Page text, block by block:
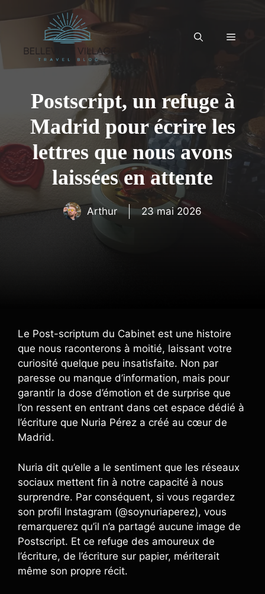
au
Menu
Postscript, un refuge à
Madrid pour écrire les
lettres que nous avons
laissées en attente
Arthur 23 mai 2026
Le Post-scriptum du Cabinet est une histoire
que nous raconterons à moitié, laissant votre
curiosité quelque peu insatisfaite. Non par
paresse ou manque d’information, mais pour
garantir la dose d’émotion et de surprise que
l’on ressent en entrant dans cet espace dédié à
l’écriture que Nuria Pérez a créé au cœur de
Madrid.
Nuria dit qu’elle a le sentiment que les réseaux
sociaux mettent fin à notre capacité à nous
surprendre. Par conséquent, si vous regardez
son profil Instagram (@soynuriaperez), vous
remarquerez qu’il n’a partagé aucune image de
Postscript. Et ce refuge des amoureux de
l’écriture, de l’écriture sur papier, mériterait
même son propre récit.